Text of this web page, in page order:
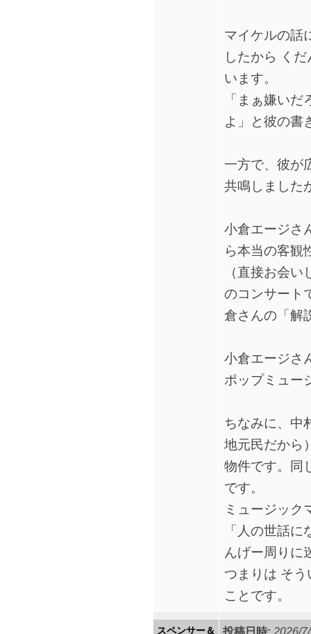
マイケルの話
したから く
います。
「まぁ嫌い
よ」と彼の書
一方で、彼が
共鳴しました
小倉エージさ
ら本当の客観
（直接お会
のコンサート
倉さんの「解
小倉エージさ
ポップミュー
ちなみに、中
地元民だから
物件です。同
です。
ミュージック
「人の世話
んげー周りに
つまりは そ
ことです。
スペンサー＆
投稿日時: 2026/